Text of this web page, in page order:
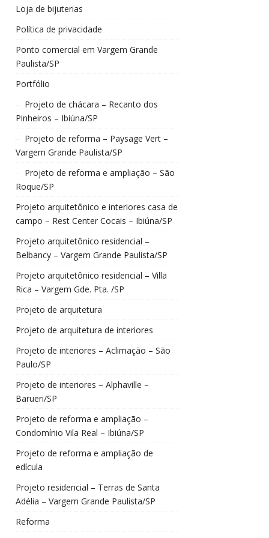
Loja de bijuterias
Política de privacidade
Ponto comercial em Vargem Grande
Paulista/SP
Portfólio
Projeto de chácara – Recanto dos
Pinheiros – Ibiúna/SP
Projeto de reforma – Paysage Vert –
Vargem Grande Paulista/SP
Projeto de reforma e ampliação – São
Roque/SP
Projeto arquitetônico e interiores casa de
campo – Rest Center Cocais – Ibiúna/SP
Projeto arquitetônico residencial –
Belbancy – Vargem Grande Paulista/SP
Projeto arquitetônico residencial – Villa
Rica – Vargem Gde. Pta. /SP
Projeto de arquitetura
Projeto de arquitetura de interiores
Projeto de interiores – Aclimação – São
Paulo/SP
Projeto de interiores – Alphaville –
Barueri/SP
Projeto de reforma e ampliação –
Condomínio Vila Real – Ibiúna/SP
Projeto de reforma e ampliação de
edícula
Projeto residencial – Terras de Santa
Adélia – Vargem Grande Paulista/SP
Reforma